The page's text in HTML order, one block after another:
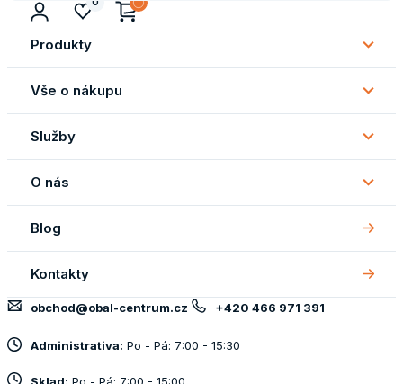
Produkty
Vše o nákupu
Služby
O nás
O
Blog
Kontakty
obchod@obal-centrum.cz +420 466 971 391
Administrativa: Po - Pá: 7:00 - 15:30
Sklad: Po - Pá: 7:00 - 15:00